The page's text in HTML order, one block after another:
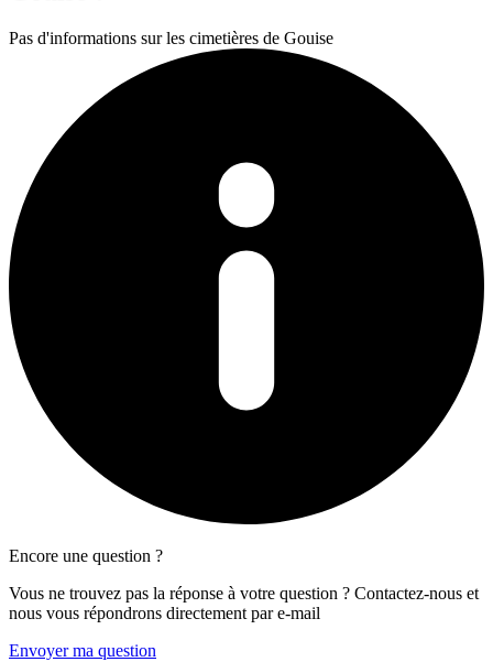
Pas d'informations sur les cimetières de Gouise
Encore une question ?
Vous ne trouvez pas la réponse à votre question ? Contactez-nous et
nous vous répondrons directement par e-mail
Envoyer ma question